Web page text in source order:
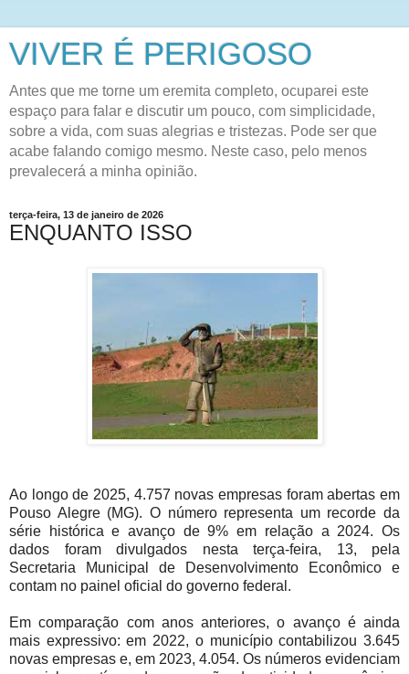
VIVER É PERIGOSO
Antes que me torne um eremita completo, ocuparei este
espaço para falar e discutir um pouco, com simplicidade,
sobre a vida, com suas alegrias e tristezas. Pode ser que
acabe falando comigo mesmo. Neste caso, pelo menos
prevalecerá a minha opinião.
terça-feira, 13 de janeiro de 2026
ENQUANTO ISSO
Ao longo de 2025, 4.757 novas empresas foram abertas em
Pouso Alegre (MG). O número representa um recorde da
série histórica e avanço de 9% em relação a 2024. Os
dados foram divulgados nesta terça-feira, 13, pela
Secretaria Municipal de Desenvolvimento Econômico e
contam no painel oficial do governo federal.
Em comparação com anos anteriores, o avanço é ainda
mais expressivo: em 2022, o município contabilizou 3.645
novas empresas e, em 2023, 4.054. Os números evidenciam